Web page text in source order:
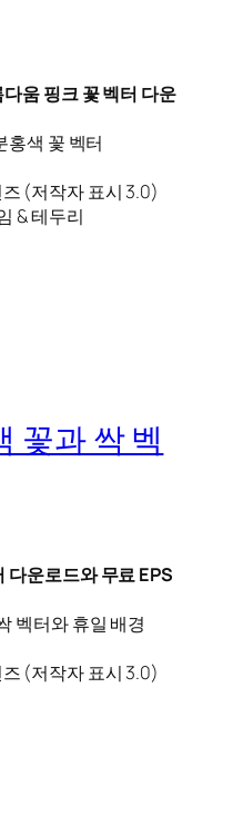
움 핑크 꽃 벡터 다운
홍색 꽃 벡터
(저작자 표시 3.0)
& 테두리
꽃과 싹 벡
다운로드와 무료 EPS
벡터와 휴일 배경
(저작자 표시 3.0)